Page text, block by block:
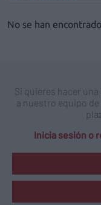
No se han
Si quieres hacer
a nuestro equipo
Inicia sesión o